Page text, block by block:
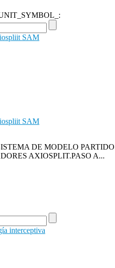
SAM
SAM
DE MODELO PARTIDO
AXIOSPLIT.PASO A...
interceptiva